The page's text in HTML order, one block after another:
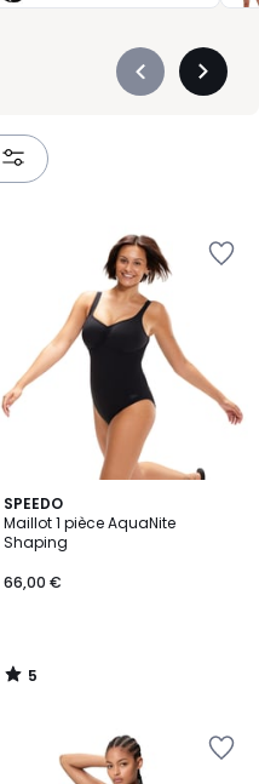
Précédent
SPEEDO
Maillot 1 pièce AquaNite
Shaping
66,00 €
5
/
5
5
/